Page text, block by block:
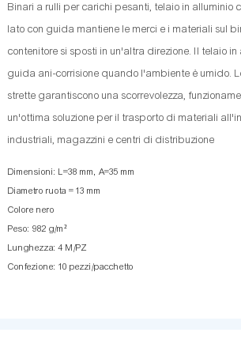
Binari a rulli per carichi pesanti, telaio in alluminio
lato con guida mantiene le merci e i materiali sul
contenitore si sposti in un'altra direzione. Il telaio
guida ani-corrisione quando l'ambiente è umido.
strette garantiscono una scorrevolezza,
un'ottima soluzione per il trasporto di materiali
industriali, magazzini e centri di distribuzione
Dimensioni: L=38 mm, A=35 mm
Diametro ruota = 13 mm
Colore nero
Peso: 982 g/m²
Lunghezza: 4 M/PZ
Confezione: 10 pezzi/pacchetto